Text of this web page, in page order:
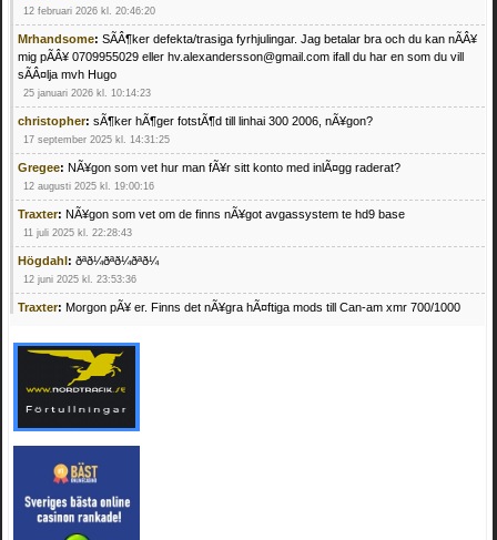
12 februari 2026 kl. 20:46:20
Mrhandsome: SÃÂ¶ker defekta/trasiga fyrhjulingar. Jag betalar bra och du kan nÃÂ¥
mig pÃÂ¥ 0709955029 eller hv.alexandersson@gmail.com ifall du har en som du vill
sÃÂ¤lja mvh Hugo
25 januari 2026 kl. 10:14:23
christopher: sÃ¶ker hÃ¶ger fotstÃ¶d till linhai 300 2006, nÃ¥gon?
17 september 2025 kl. 14:31:25
Gregee: NÃ¥gon som vet hur man fÃ¥r sitt konto med inlÃ¤gg raderat?
12 augusti 2025 kl. 19:00:16
Traxter: NÃ¥gon som vet om de finns nÃ¥got avgassystem te hd9 base
11 juli 2025 kl. 22:28:43
Högdahl: ðªð¼ðªð¼ðªð¼
12 juni 2025 kl. 23:53:36
Traxter: Morgon pÃ¥ er. Finns det nÃ¥gra hÃ¤ftiga mods till Can-am xmr 700/1000
Mrhandsome:SÃ¶ker defekta/trasiga fyrhjulingar. Jag betalar bra och du kan nÃ¥ mig
pÃ¥ 0709955029 eller hv.alexandersson@gmail.com ifall du har en som du vill sÃ¤lja
mvh Hugo
21 februari 2025 kl. 09:25:52
Oscar5:NÃ¥gon som vet vad man kan begÃ¤ra fÃ¶r en Honda TRX 350 FE 2005
4 februari 2025 kl. 19:20:50
Oscar5:44
4 februari 2025 kl. 19:15:36